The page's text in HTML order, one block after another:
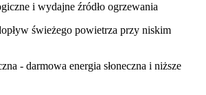
i wydajne źródło ogrzewania
świeżego powietrza przy niskim
- darmowa energia słoneczna i niższe